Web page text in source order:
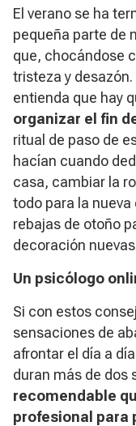
El verano se ha
pequeña parte de
que, chocándose
tristeza y
entienda que hay
organizar el fin
ritual de paso de
hacían cuando
casa, cambiar la
todo para la
rebajas de otoño
decoración
Un psicólogo
Si con estos
sensaciones de
afrontar el día a
duran más de dos
recomendable
profesional para